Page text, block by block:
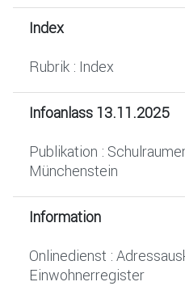
Index
Rubrik : Index
Infoanlass 13.11.2025
Publikation :
Münchenstein
Information
Onlinedienst :
Einwohnerregister